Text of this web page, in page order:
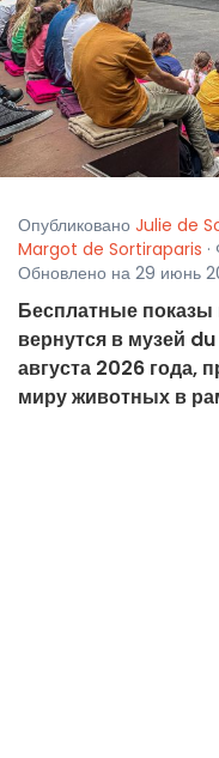
Опубликовано Julie de
Margot de Sortiraparis
Обновлено на 29 июнь
Бесплатные
вернутся в музей
августа 2026 года,
миру животных в